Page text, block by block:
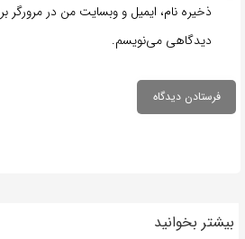
ذخیره نام، ایمیل و وبسایت من در مرورگر
دیدگاهی می‌نویسم.
بیشتر بخوانید